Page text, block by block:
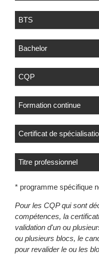
BTS
Bachelor
CQP
Formation continue
Certificat de
Titre professionnel
* programme spécifique
Pour les CQP qui sont
compétences, la
validation d'un ou
ou plusieurs blocs, le
pour revalider le ou les